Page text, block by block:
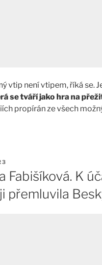
vtip není vtipem, říká se.
se tváří jako hra na
propírán ze všech
Fabišíková. K
přemluvila